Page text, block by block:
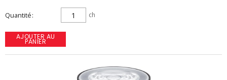
Quantité ch
AJOUTER AU
PANIER